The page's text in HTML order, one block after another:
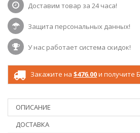
Доставим товар за 24 часа!
Защита персональных данных!
У нас работает система скидок!
Закажите на $476.00и получите
ОПИСАНИЕ
ДОСТАВКА